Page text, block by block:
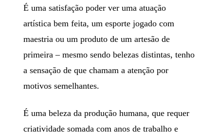
É uma satisfação poder ver uma atuação
artística bem feita, um esporte jogado com
maestria ou um produto de um artesão de
primeira – mesmo sendo belezas distintas, tenho
a sensação de que chamam a atenção por
motivos semelhantes.
É uma beleza da produção humana, que requer
criatividade somada com anos de trabalho e